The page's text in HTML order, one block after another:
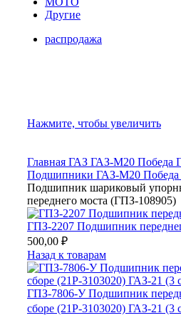
Другие
распродажа
Нажмите, чтобы увеличить
Главная ГАЗ ГАЗ-М20 Победа
Подшипники ГАЗ-М20 Победа
Подшипник шариковый
переднего моста (ГПЗ-108905)
ГПЗ-2207 Подшипник
500,00 ₽
Назад к товарам
ГПЗ-7806-У Подшипник
сборе (21Р-3103020) ГАЗ-21 (3